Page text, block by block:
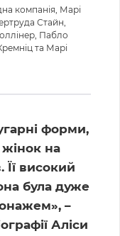
компанія, Марі
Стайн,
Пабло
та Марі
форми,
на
Її високий
була дуже
–
Аліси